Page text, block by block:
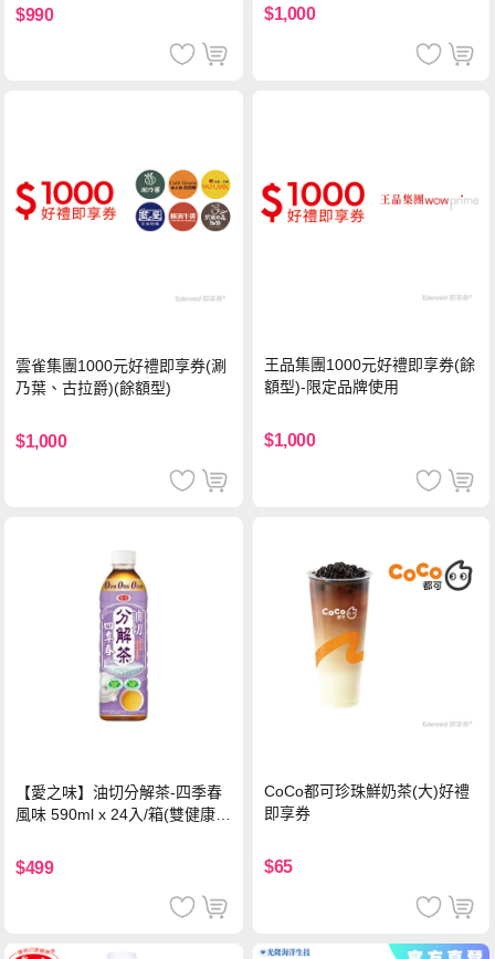
$990 $1,000
雲雀集團1000元好禮即享券(涮
乃葉、古拉爵)(餘額型)
$1,000
王品集團1000元好禮即享券(餘
額型)-限定品牌使用
$1,000
【愛之味】油切分解茶-四季春
風味 590ml x 24入/箱(雙健康認
$499
CoCo都可珍珠鮮奶茶(大)好禮
即享券
$65